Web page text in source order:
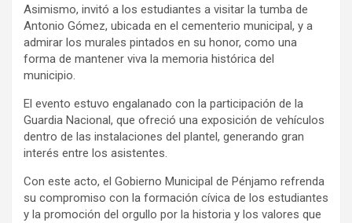
Asimismo, invitó a los estudiantes a visitar la tumba de
Antonio Gómez, ubicada en el cementerio municipal, y a
admirar los murales pintados en su honor, como una
forma de mantener viva la memoria histórica del
municipio.
El evento estuvo engalanado con la participación de la
Guardia Nacional, que ofreció una exposición de vehículos
dentro de las instalaciones del plantel, generando gran
interés entre los asistentes.
Con este acto, el Gobierno Municipal de Pénjamo refrenda
su compromiso con la formación cívica de los estudiantes
y la promoción del orgullo por la historia y los valores que